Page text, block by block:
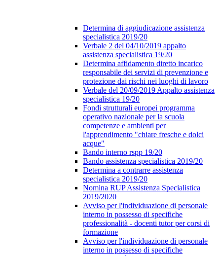
Determina di aggiudicazione assistenza
specialistica 2019/20
Verbale 2 del 04/10/2019 appalto
assistenza specialistica 19/20
Determina affidamento diretto incarico
responsabile dei servizi di prevenzione e
protezione dai rischi nei luoghi di lavoro
Verbale del 20/09/2019 Appalto assistenza
specialistica 19/20
Fondi strutturali europei programma
operativo nazionale per la scuola
competenze e ambienti per
l'apprendimento "chiare fresche e dolci
acque"
Bando interno rspp 19/20
Bando assistenza specialistica 2019/20
Determina a contrarre assistenza
specialistica 2019/20
Nomina RUP Assistenza Specialistica
2019/2020
Avviso per l'individuazione di personale
interno in possesso di specifiche
professionalità - docenti tutor per corsi di
formazione
Avviso per l'individuazione di personale
interno in possesso di specifiche